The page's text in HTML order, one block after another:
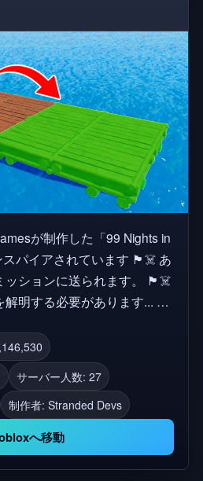
が制作した「99 Nights in
イアされています 🏴‍☠️ あ
ョンに送られます。 🏴‍☠️
明する必要があります... ✅
なろう！ 探索と基地
ープンワールドサバイバル
ょう。 🔨 構造物や防御手
スを作ろう。 🗺️ 海を探索
ください。 ⚔️ 武器を見つ
しょう！
サーバー人数: 27
制作者: Stranded Devs
へ移動